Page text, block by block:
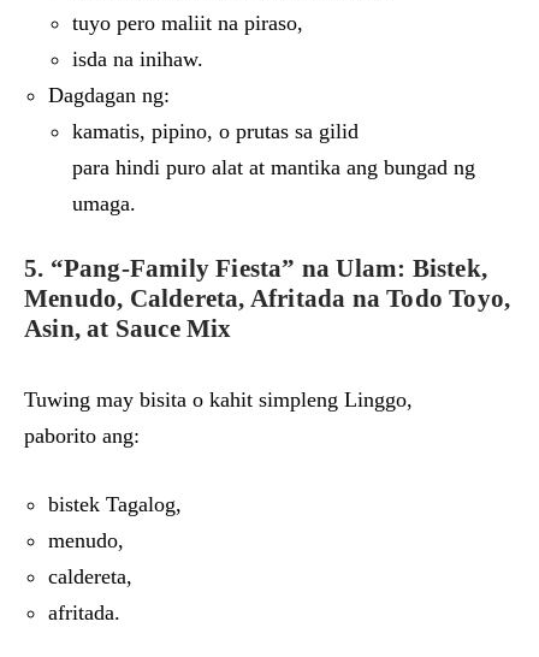
tuyo pero maliit na piraso,
isda na inihaw.
Dagdagan ng:
kamatis, pipino, o prutas sa gilid
para hindi puro alat at mantika ang bungad ng
umaga.
5. “Pang-Family Fiesta” na Ulam: Bistek,
Menudo, Caldereta, Afritada na Todo Toyo,
Asin, at Sauce Mix
Tuwing may bisita o kahit simpleng Linggo,
paborito ang:
bistek Tagalog,
menudo,
caldereta,
afritada.